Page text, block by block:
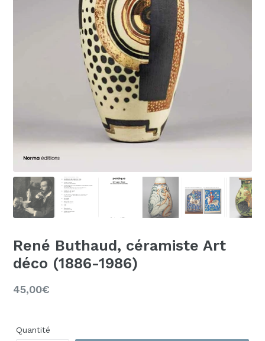
René Buthaud, céramiste Art
déco (1886-1986)
régulier
45,00€
Quantité